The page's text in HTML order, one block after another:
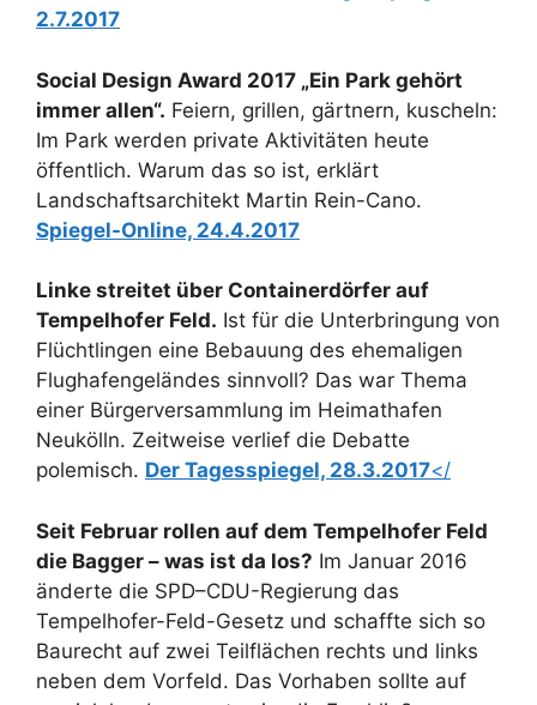
2.7.2017
Social Design Award 2017 „Ein Park gehört
immer allen“. Feiern, grillen, gärtnern, kuscheln:
Im Park werden private Aktivitäten heute
öffentlich. Warum das so ist, erklärt
Landschaftsarchitekt Martin Rein-Cano.
Spiegel-Online, 24.4.2017
Linke streitet über Containerdörfer auf
Tempelhofer Feld. Ist für die Unterbringung von
Flüchtlingen eine Bebauung des ehemaligen
Flughafengeländes sinnvoll? Das war Thema
einer Bürgerversammlung im Heimathafen
Neukölln. Zeitweise verlief die Debatte
polemisch. Der Tagesspiegel, 28.3.2017</
Seit Februar rollen auf dem Tempelhofer Feld
die Bagger – was ist da los? Im Januar 2016
änderte die SPD–CDU-Regierung das
Tempelhofer-Feld-Gesetz und schaffte sich so
Baurecht auf zwei Teilflächen rechts und links
neben dem Vorfeld. Das Vorhaben sollte auf